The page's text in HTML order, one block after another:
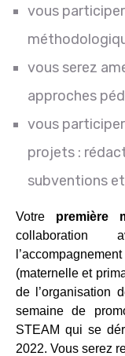
vous
vous serez
approches
vous
projets :
subventions
Votre première
(maternelle et
de l’organisation
semaine de
STEAM qui se
2022. Vous serez